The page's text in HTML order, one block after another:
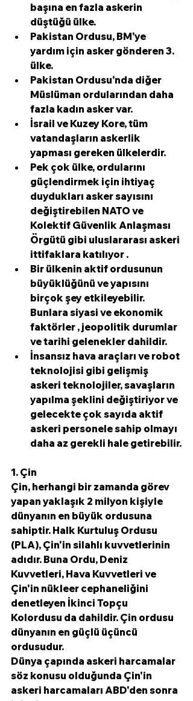
başına en fazla askerin
düştüğü ülke.
Pakistan Ordusu, BM'ye
yardım için asker gönderen 3.
ülke.
Pakistan Ordusu'nda diğer
Müslüman ordularından daha
fazla kadın asker var.
İsrail ve Kuzey Kore, tüm
vatandaşların askerlik
yapması gereken ülkelerdir.
Pek çok ülke, ordularını
güçlendirmek için ihtiyaç
duydukları asker sayısını
değiştirebilen NATO ve
Kolektif Güvenlik Anlaşması
Örgütü gibi uluslararası askeri
ittifaklara katılıyor .
Bir ülkenin aktif ordusunun
büyüklüğünü ve yapısını
birçok şey etkileyebilir.
Bunlara siyasi ve ekonomik
faktörler , jeopolitik durumlar
ve tarihi gelenekler dahildir.
İnsansız hava araçları ve robot
teknolojisi gibi gelişmiş
askeri teknolojiler, savaşların
yapılma şeklini değiştiriyor ve
gelecekte çok sayıda aktif
askeri personele sahip olmayı
daha az gerekli hale getirebilir.
1. Çin
Çin, herhangi bir zamanda görev
yapan yaklaşık 2 milyon kişiyle
dünyanın en büyük ordusuna
sahiptir. Halk Kurtuluş Ordusu
(PLA), Çin'in silahlı kuvvetlerinin
adıdır. Buna Ordu, Deniz
Kuvvetleri, Hava Kuvvetleri ve
Çin'in nükleer cephaneliğini
denetleyen İkinci Topçu
Kolordusu da dahildir. Çin ordusu
dünyanın en güçlü üçüncü
ordusudur.
Dünya çapında askeri harcamalar
söz konusu olduğunda Çin'in
askeri harcamaları ABD'den sonra